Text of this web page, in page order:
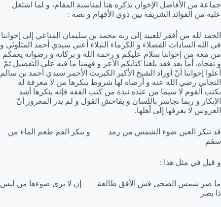
جماعة من الأفاضل الإخوان نذكره هنا لمناسبة المقام، و لما اشتغل
عليه من الفوائد الشريفة بين ذوي الأفهام و نصه :
الحمد لله من أفقر للعبيد إلى ربه محمد بن سليمان المناعي إلى إخواننا
في الله السادات الفضلاء و الكرماء النبلاء أعني سيدي أحمد المثلوثي و
من معه من إخواننا سلام عليكم و رحمة الله و بركاته و رضوانه يعمكم
و نفحاه، أما بعد فقد بلغنا كتابكم الأعز و فهمنا ما فيه على التفصيل ثمّ
أعلوا إخواننا أنّ أوراد الشيخ الأكبر الكبريت الأحمر سيدي أحمد بن سالم
التجاني رضي الله عنه و أرضاه لها شروط ينكرها من لا معرفة له
بكتب القوم لا سيما من عنده نبذة من كتب الفقه فإنه ينكرها أشد
الإنكار و ربما تجاسر باللسان و بفاحش القول و لم يدر المغرور أنّ
العروس لا يعرفها إلى أهلها.
قد تنكر العين ضوء الشمس من رمد و ينكر الفم طعم الماء من
سقم
و قيل في مثل هذا :
ما ضر شمس الضحى فش الأفق طالعة إن لا يرى ضوءها من ليس
ذا بصر